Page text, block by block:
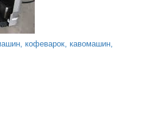
кофеварок, кавомашин,